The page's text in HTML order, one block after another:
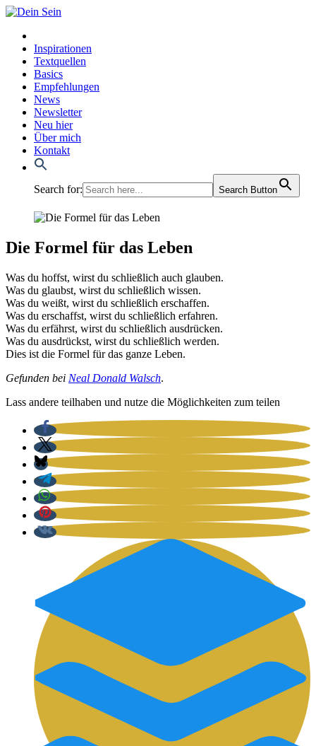
Inspirationen
Textquellen
Basics
Empfehlungen
News
Newsletter
Neu hier
Über mich
Kontakt
Search for: Search Button
Die Formel für das Leben
Was du hoffst, wirst du schließ­lich auch glau­ben.
Was du glaubst, wirst du schließ­lich wis­sen.
Was du weißt, wirst du schließ­lich erschaf­fen.
Was du erschaffst, wirst du schließ­lich erfah­ren.
Was du erfährst, wirst du schließ­lich aus­drü­cken.
Was du aus­drückst, wirst du schließ­lich wer­den.
Dies ist die For­mel für das gan­ze Leben.
Gefun­den bei Neal Donald Walsch.
Lass ande­re teil­ha­ben und nut­ze die Mög­lich­kei­ten zum tei­len